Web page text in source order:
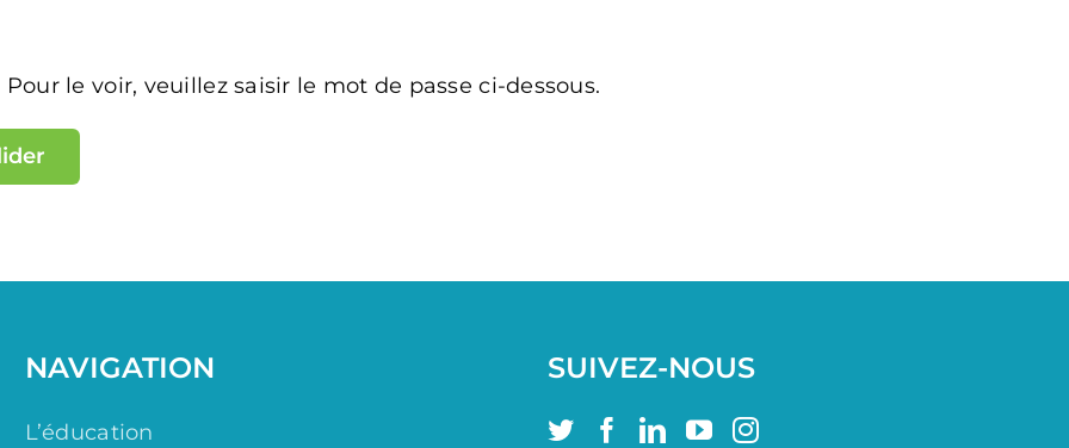
le voir, veuillez saisir le mot de passe ci-dessous.
NAVIGATION
L’éducation
SUIVEZ-NOUS